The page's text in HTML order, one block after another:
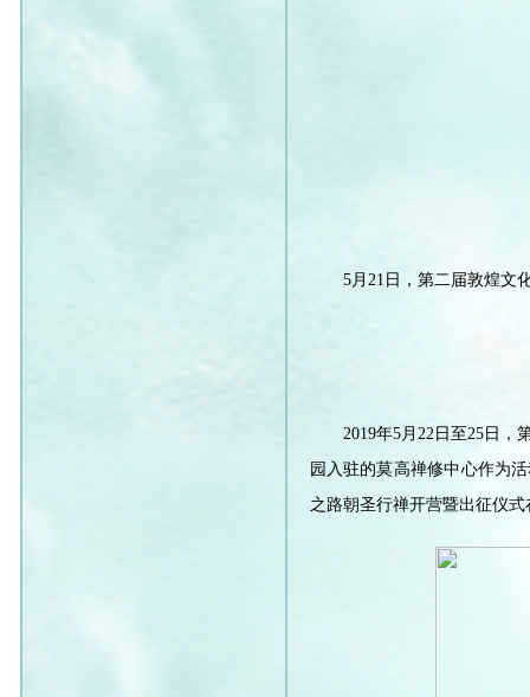
5月21日，第二届敦煌文
2019年5月22日至25日
园入驻的莫高禅修中心作为
之路朝圣行禅开营暨出征仪